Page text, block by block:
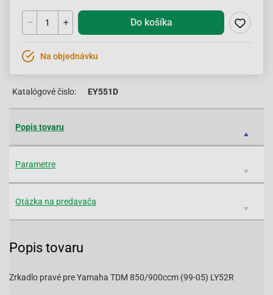
Do košíka
Na objednávku
Katalógové čislo: EY551D
Popis tovaru
Parametre
Otázka na predavača
Popis tovaru
Zrkadlo pravé pre Yamaha TDM 850/900ccm (99-05) LY52R